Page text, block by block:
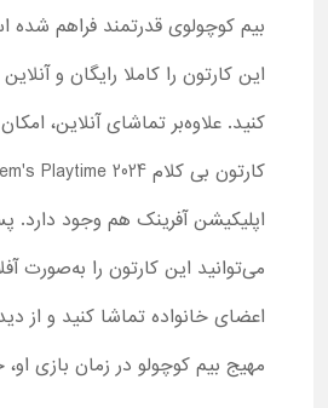
بیم کوچولوی قدرتمند فراهم شده
این کارتون را کاملا رایگان و
کنید. علاوه‌بر تماشای آنلاین،
اپلیکیشن آفرینک هم وجود دارد.
می‌توانید این کارتون را به‌صورت
اعضای خانواده تماشا کنید و از
مهیج بیم کوچولو در زمان بازی